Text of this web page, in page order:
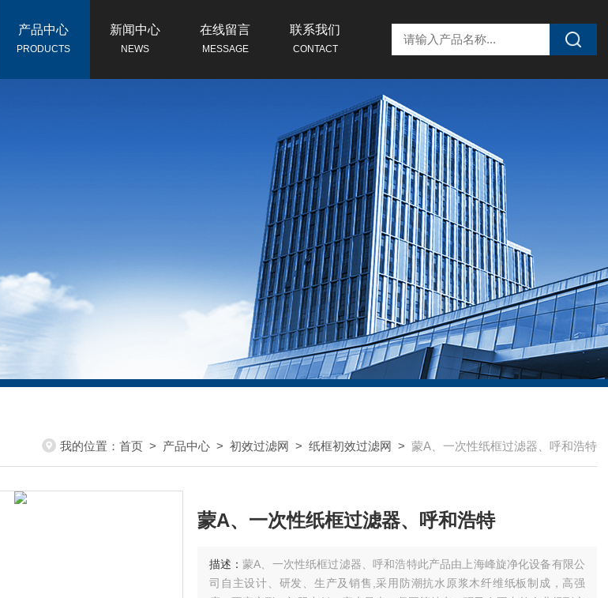
产品中心
PRODUCTS
新闻中心
NEWS
在线留言
MESSAGE
联系我们
CONTACT
我的位置： 首页 > 产品中心 > 初效过滤网 > 纸框初效过滤网 > 蒙A、一次性纸框过滤器、呼和浩特
蒙A、一次性纸框过滤器、呼和浩特
描述： 蒙A、一次性纸框过滤器、呼和浩特此产品由上海峰旋净化设备有限公
司自主设计、研发、生产及销售,采用防潮抗水原浆木纤维纸板制成，高强